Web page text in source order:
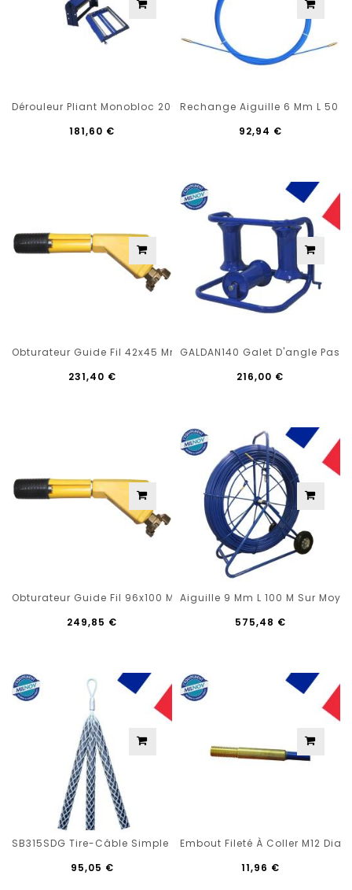
Dérouleur Pliant Monobloc 200 Kg
181,60 €
Rechange Aiguille 6 Mm L 50
92,94 €
Obturateur Guide Fil 42x45 Mm Passage Lateral
231,40 €
GALDAN140 Galet D'angle
216,00 €
Obturateur Guide Fil 96x100 Mm Passage Lateral
249,85 €
Aiguille 9 Mm L 100 M Sur
575,48 €
SB315SDG Tire-Câble Simple Boucle 3 Tresses SD 15 À 25
95,05 €
Embout Fileté À Coller M12
11,96 €